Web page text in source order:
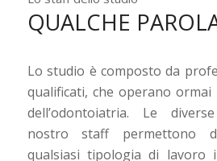
QUALCHE
Lo studio è composto da
qualificati, che operano
dell’odontoiatria. Le
nostro staff permettono
qualsiasi tipologia di lavoro